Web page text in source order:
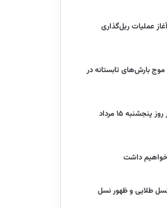
آغاز عملیات ریل‌گذاری
ساعت آینده؛ موج بارش‌های تابستانه در
جدول زمانی قطع برق استان کرمانشاه در روز پنجشنبه ۱۵ مرداد
داشت
نسل طلایی و ظهور نسل